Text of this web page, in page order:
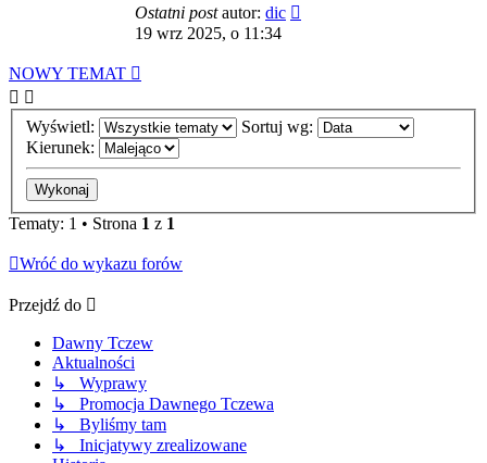
Ostatni postautor: dic
19 wrz 2025, o 11:34
NOWY TEMAT
Wyświetl:
Sortuj wg:
Kierunek:
Tematy: 1 • Strona 1 z 1
Wróć do wykazu forów
Przejdź do
Dawny Tczew
Aktualności
↳ Wyprawy
↳ Promocja Dawnego Tczewa
↳ Byliśmy tam
↳ Inicjatywy zrealizowane